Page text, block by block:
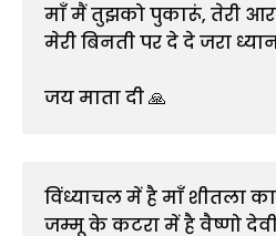
माँ मैं तुझको पुकारूं, तेरी
मेरी बिनती पर दे दे जरा
जय माता दी 🙏
विंध्याचल में है माँ शीतला का
जम्मू के कटरा में है वैष्णो